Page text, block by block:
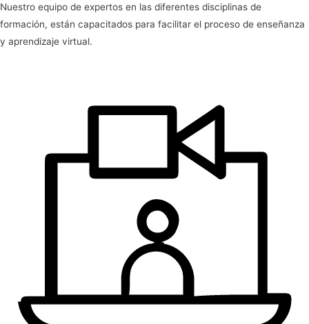
Nuestro equipo de expertos en las diferentes disciplinas de
formación, están capacitados para facilitar el proceso de enseñanza
y aprendizaje virtual.